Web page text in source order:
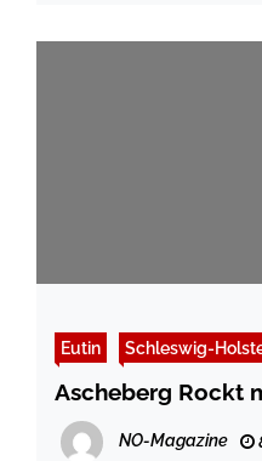
Eutin Schleswig-
Ascheberg Rockt
NO-Magazine